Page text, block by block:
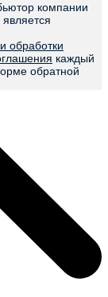
компании
обработки
каждый
обратной